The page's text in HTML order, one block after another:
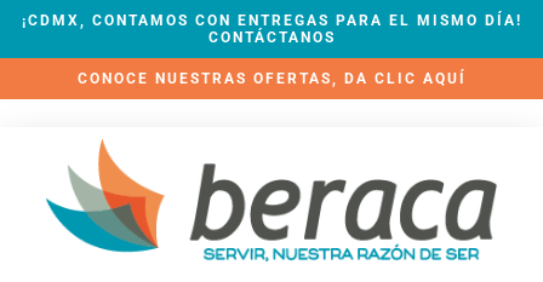
¡CDMX, CONTAMOS CON ENTREGAS PARA EL MISMO DÍA!
CONTÁCTANOS
CONOCE NUESTRAS OFERTAS, DA CLIC AQUÍ